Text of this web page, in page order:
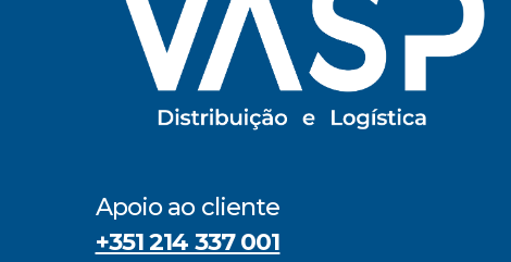
Apoio ao cliente
+351 214 337 001